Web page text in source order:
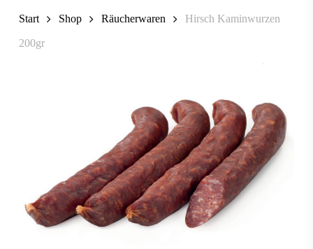
Start Shop Räucherwaren Hirsch Kaminwurzen
200gr